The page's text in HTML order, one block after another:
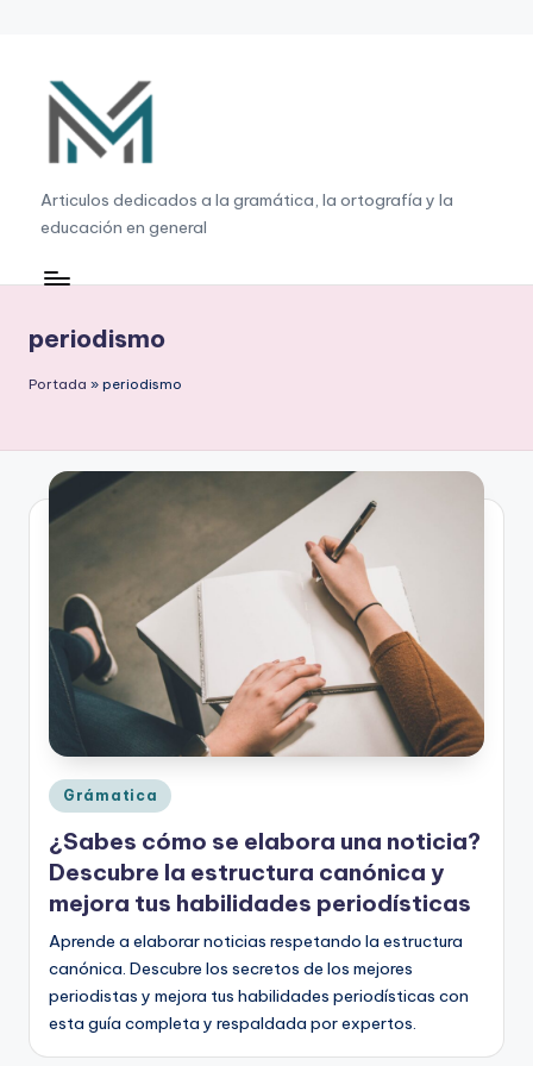
contenido
G
r
a
á
ti
a
,
o
g
a
fí
a
y
e
d
u
c
Articulos dedicados a la gramática, la ortografía y la
educación en general
periodismo
Portada » periodismo
Publicado
en
Grámatica
¿Sabes cómo se elabora una noticia?
Descubre la estructura canónica y
mejora tus habilidades periodísticas
Aprende a elaborar noticias respetando la estructura
canónica. Descubre los secretos de los mejores
periodistas y mejora tus habilidades periodísticas con
esta guía completa y respaldada por expertos.